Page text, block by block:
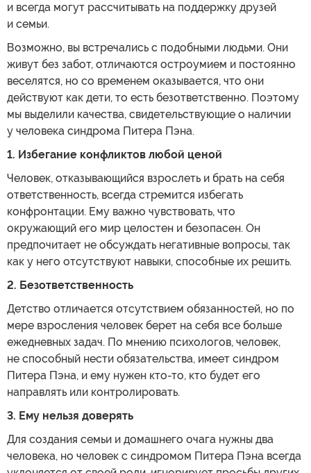
и всегда могут рассчитывать на поддержку друзей
и семьи.
Возможно, вы встречались с подобными людьми. Они
живут без забот, отличаются остроумием и постоянно
веселятся, но со временем оказывается, что они
действуют как дети, то есть безответственно. Поэтому
мы выделили качества, свидетельствующие о наличии
у человека синдрома Питера Пэна.
1. Избегание конфликтов любой ценой
Человек, отказывающийся взрослеть и брать на себя
ответственность, всегда стремится избегать
конфронтации. Ему важно чувствовать, что
окружающий его мир целостен и безопасен. Он
предпочитает не обсуждать негативные вопросы, так
как у него отсутствуют навыки, способные их решить.
2. Безответственность
Детство отличается отсутствием обязанностей, но по
мере взросления человек берет на себя все больше
ежедневных задач. По мнению психологов, человек,
не способный нести обязательства, имеет синдром
Питера Пэна, и ему нужен кто-то, кто будет его
направлять или контролировать.
3. Ему нельзя доверять
Для создания семьи и домашнего очага нужны два
человека, но человек с синдромом Питера Пэна всегда